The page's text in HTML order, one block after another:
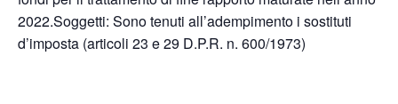
2022.Soggetti: Sono tenuti all’adempimento i sostituti
d’imposta (articoli 23 e 29 D.P.R. n. 600/1973)